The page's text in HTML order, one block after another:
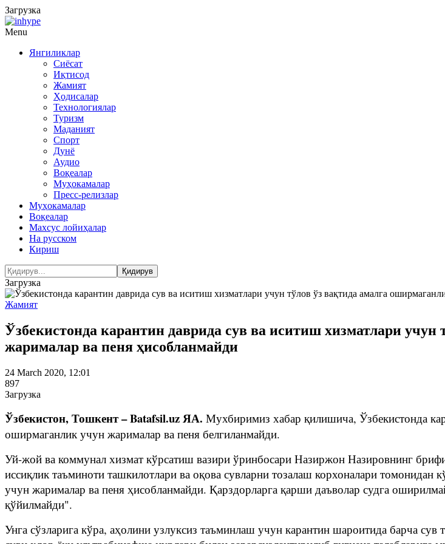
Загрузка
Menu
Янгиликлар
Сиёсат
Иқтисод
Жамият
Ҳодисалар
Технологиялар
Туризм
Маданият
Спорт
Дунё
Аудио
Воқеалар
Муҳокамалар
Пресс-релизлар
Муҳокамалар
Воқеалар
Махсус лойиҳалар
На русском
Кириш
Загрузка
Жамият
Ўзбекистонда карантин даврида сув ва иситиш хизматлари
жарималар ва пеня ҳисобланмайди
24 March 2020, 12:01
897
Загрузка
Ўзбекистон, Тошкент – Batafsil.uz ЯА. Мухбиримиз хабар қилишича, Ўзбекистонда
оширмаганлик учун жарималар ва пеня белгиланмайди.
Уй-жой ва коммунал хизмат кўрсатиш вазири ўринбосари Назиржон Назировнинг
иссиқлик таъминоти ташкилотлари ва оқова сувларни тозалаш корхоналари томонидан
учун жарималар ва пеня ҳисобланмайди. Қарздорларга қарши даъволар судга
қўйилмайди".
Унга сўзларига кўра, аҳолини узлуксиз таъминлаш учун карантин шароитида барча